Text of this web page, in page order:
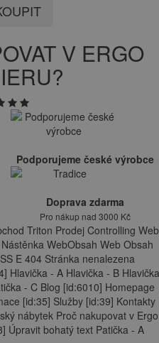
V ERGO
Podporujeme české výrobce
Doprava zdarma
Pro nákup nad 3000 Kč
Triton Prodej Controlling Web
WebObsah Web Obsah
E 404 Stránka nenalezena
Hlavička - A Hlavička - B
- C Blog [id:6010] Homepage
[id:35] Služby [id:39] Kontakty
nábytek Proč nakupovat v Ergo
Úpravit bohatý text Patička - A